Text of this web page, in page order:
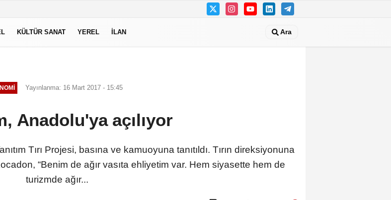
KÜLTÜR SANAT YEREL İLAN Ara
Yayınlanma: 16 Mart 2017 - 15:45
Anadolu'ya açılıyor
Tırı Projesi, basına ve kamuoyuna tanıtıldı. Tırın direksiyonuna
“Benim de ağır vasıta ehliyetim var. Hem siyasette hem de
turizmde ağır...